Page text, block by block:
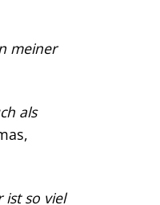
meiner
als
ist so viel